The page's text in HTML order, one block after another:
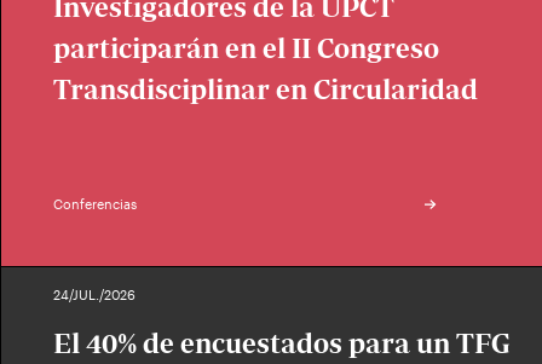
Investigadores de la UPCT
participarán en el II Congreso
Transdisciplinar en Circularidad
Conferencias
24/JUL./2026
El 40% de encuestados para un TFG